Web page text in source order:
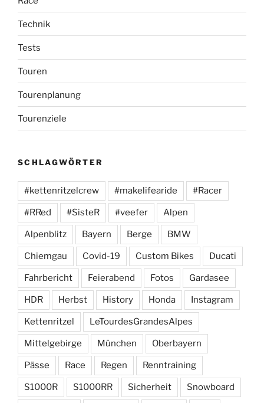
Technik
Tests
Touren
Tourenplanung
Tourenziele
SCHLAGWÖRTER
#kettenritzelcrew #makelifearide #Racer
#RRed #SisteR #veefer Alpen
Alpenblitz Bayern Berge BMW
Chiemgau Covid-19 Custom Bikes Ducati
Fahrbericht Feierabend Fotos Gardasee
HDR Herbst History Honda Instagram
Kettenritzel LeTourdesGrandesAlpes
Mittelgebirge München Oberbayern
Pässe Race Regen Renntraining
S1000R S1000RR Sicherheit Snowboard